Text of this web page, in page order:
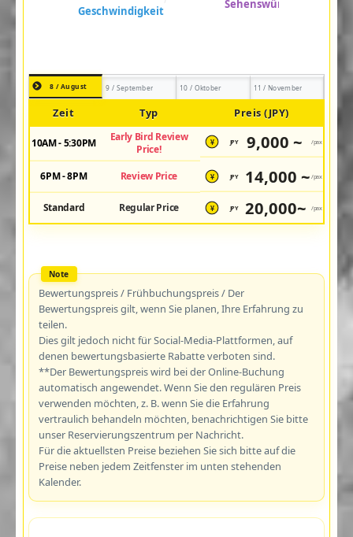
8 / August 9 / September 10 / Oktober 11 / November
Zeit Typ Preis (JPY)
10AM - 5:30PM
Early Bird Review
Price!
¥ JPY 9,000 ~ /pax
6PM - 8PM Review Price ¥ JPY 14,000 ~ /pax
Standard Regular Price ¥ JPY 20,000~ /pax
Bewertungspreis / Frühbuchungspreis / Der
Bewertungspreis gilt, wenn Sie planen, Ihre Erfahrung zu
teilen.
Dies gilt jedoch nicht für Social-Media-Plattformen, auf
denen bewertungsbasierte Rabatte verboten sind.
**Der Bewertungspreis wird bei der Online-Buchung
automatisch angewendet. Wenn Sie den regulären Preis
verwenden möchten, z. B. wenn Sie die Erfahrung
vertraulich behandeln möchten, benachrichtigen Sie bitte
unser Reservierungszentrum per Nachricht.
Für die aktuellsten Preise beziehen Sie sich bitte auf die
Preise neben jedem Zeitfenster im unten stehenden
Kalender.